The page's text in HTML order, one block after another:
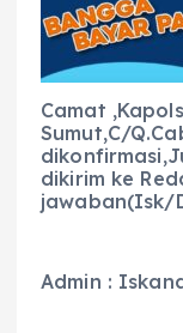
Camat
Sumut,C/
dikirim ke
jawaban(Isk/
Admin :